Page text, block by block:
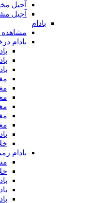
آجیل
آجیل
بادام
مشاهده
بادام
بادام